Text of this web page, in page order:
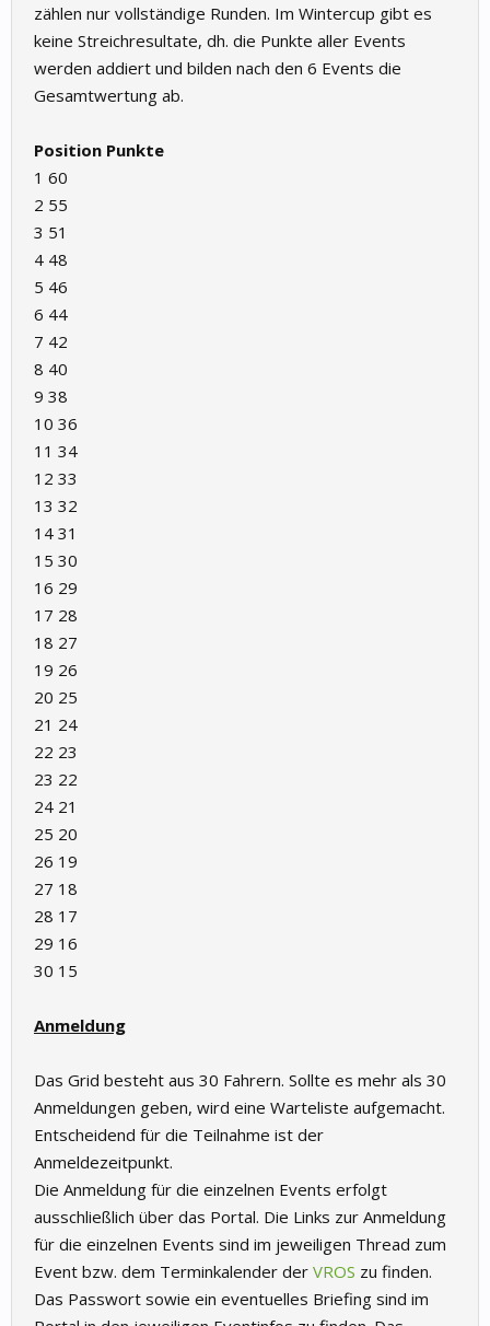
zählen nur vollständige Runden. Im Wintercup gibt es
keine Streichresultate, dh. die Punkte aller Events
werden addiert und bilden nach den 6 Events die
Gesamtwertung ab.
Position Punkte
1 60
2 55
3 51
4 48
5 46
6 44
7 42
8 40
9 38
10 36
11 34
12 33
13 32
14 31
15 30
16 29
17 28
18 27
19 26
20 25
21 24
22 23
23 22
24 21
25 20
26 19
27 18
28 17
29 16
30 15
Anmeldung
Das Grid besteht aus 30 Fahrern. Sollte es mehr als 30
Anmeldungen geben, wird eine Warteliste aufgemacht.
Entscheidend für die Teilnahme ist der
Anmeldezeitpunkt.
Die Anmeldung für die einzelnen Events erfolgt
ausschließlich über das Portal. Die Links zur Anmeldung
für die einzelnen Events sind im jeweiligen Thread zum
Event bzw. dem Terminkalender der VROS zu finden.
Das Passwort sowie ein eventuelles Briefing sind im